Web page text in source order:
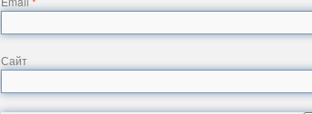
Сайт